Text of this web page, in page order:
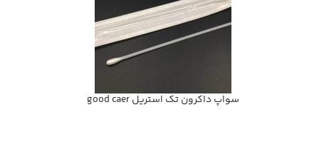
سواپ داكرون تك استريل good caer